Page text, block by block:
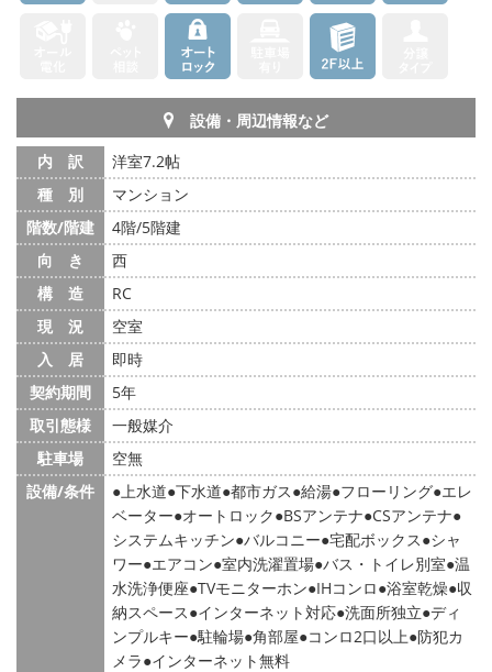
設備・周辺情報など
内 訳
洋室7.2帖
種 別
マンション
階数/階建
4階/5階建
向 き
西
構 造
RC
現 況
空室
入 居
即時
契約期間
5年
取引態様
一般媒介
駐車場
空無
設備/条件
上水道 下水道 都市ガス 給湯 フローリング エレ
ベーター オートロック BSアンテナ CSアンテナ
システムキッチン バルコニー 宅配ボックス シャ
ワー エアコン 室内洗濯置場 バス・トイレ別室 温
水洗浄便座 TVモニターホン IHコンロ 浴室乾燥 収
納スペース インターネット対応 洗面所独立 ディ
ンプルキー 駐輪場 角部屋 コンロ2口以上 防犯カ
メラ インターネット無料